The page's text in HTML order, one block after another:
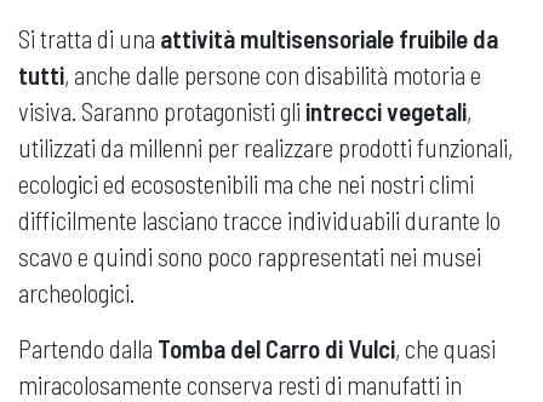
Si tratta di una attività multisensoriale fruibile da
tutti, anche dalle persone con disabilità motoria e
visiva. Saranno protagonisti gli intrecci vegetali,
utilizzati da millenni per realizzare prodotti funzionali,
ecologici ed ecosostenibili ma che nei nostri climi
difficilmente lasciano tracce individuabili durante lo
scavo e quindi sono poco rappresentati nei musei
archeologici.
Partendo dalla Tomba del Carro di Vulci, che quasi
miracolosamente conserva resti di manufatti in